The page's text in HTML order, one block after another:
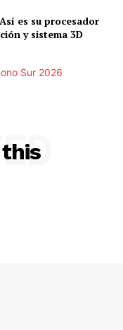
es su procesador
y sistema 3D